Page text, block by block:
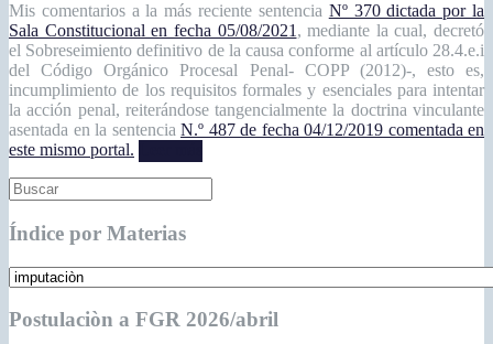
Mis comentarios a la más reciente sentencia Nº 370 dictada por la
Sala Constitucional en fecha 05/08/2021 , mediante la cual, decretó
el Sobreseimiento definitivo de la causa conforme al artículo 28.4.e.i
del Código Orgánico Procesal Penal- COPP (2012)-, esto es,
incumplimiento de los requisitos formales y esenciales para intentar
la acción penal, reiterándose tangencialmente la doctrina vinculante
asentada en la sentencia N.º 487 de fecha 04/12/2019 comentada en
este mismo portal.
Índice por Materias
Postulaciòn a FGR 2026/abril